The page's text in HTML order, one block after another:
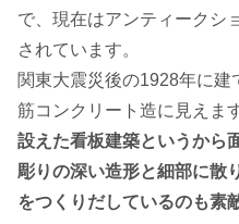
で、現在はアンティークシ
されています。
関東大震災後の1928年に
筋コンクリート造に見えま
設えた看板建築というから
彫りの深い造形と細部に散
をつくりだしているのも素